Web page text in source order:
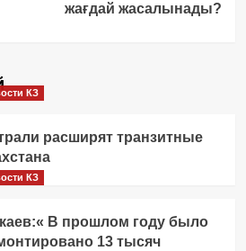
жағдай жасалынады?
КЗ
расширят транзитные
КЗ
В прошлом году было
13 тысяч